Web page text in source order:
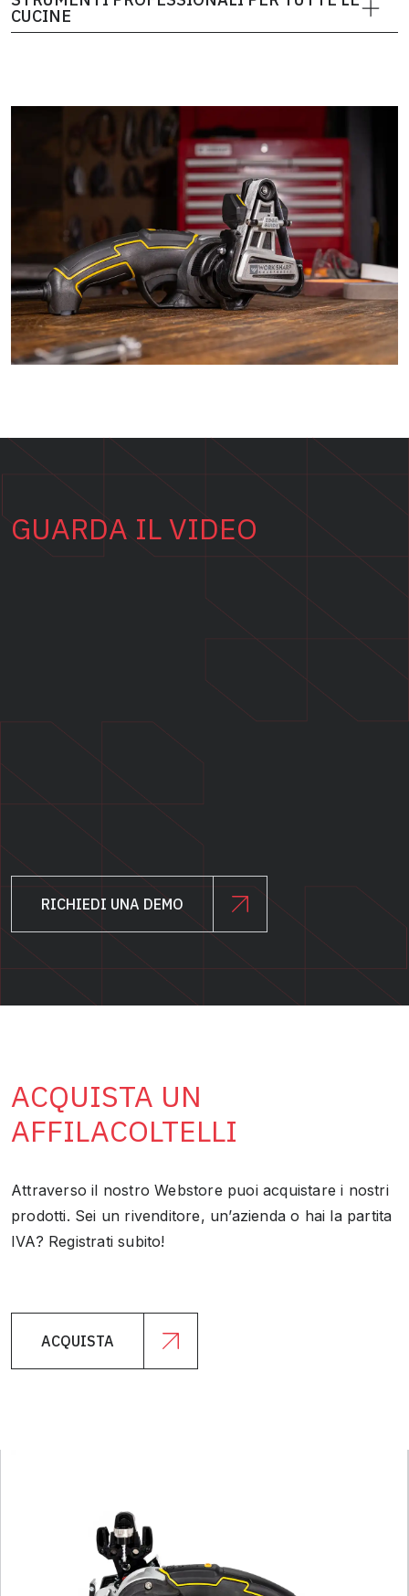
CUCINE
GUARDA IL VIDEO
RICHIEDI UNA DEMO
ACQUISTA UN
AFFILACOLTELLI
Attraverso il nostro Webstore puoi acquistare i nostri
prodotti. Sei un rivenditore, un’azienda o hai la partita
IVA? Registrati subito!
ACQUISTA